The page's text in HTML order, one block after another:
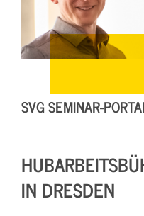
SVG SEMINAR-
IN DRESDEN